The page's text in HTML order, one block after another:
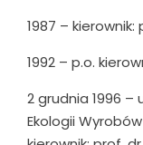
1987 – kierownik:
1992 – p.o.
2 grudnia 1996
Ekologii